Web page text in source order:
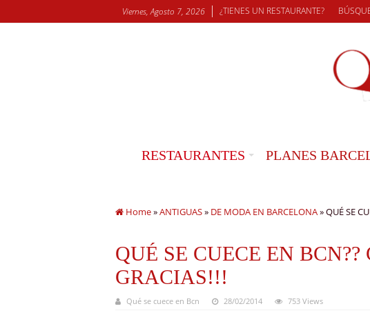
Viernes, Agosto 7, 2026 ¿TIENES UN RESTAURANTE?
RESTAURANTES PLANES
Home»ANTIGUAS» DE MODA EN BARCELONA»QUÉ SE
QUÉ SE CUECE EN
GRACIAS!!!
Qué se cuece en Bcn 28/02/2014 753 Views